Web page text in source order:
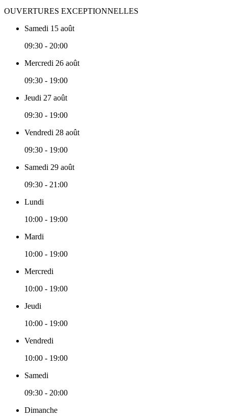
OUVERTURES EXCEPTIONNELLES
Samedi 15 août
09:30 - 20:00
Mercredi 26 août
09:30 - 19:00
Jeudi 27 août
09:30 - 19:00
Vendredi 28 août
09:30 - 19:00
Samedi 29 août
09:30 - 21:00
Lundi
10:00 - 19:00
Mardi
10:00 - 19:00
Mercredi
10:00 - 19:00
Jeudi
10:00 - 19:00
Vendredi
10:00 - 19:00
Samedi
09:30 - 20:00
Dimanche